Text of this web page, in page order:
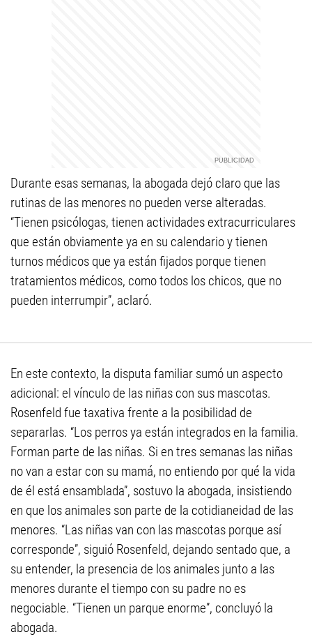
Durante esas semanas, la abogada dejó claro que las
rutinas de las menores no pueden verse alteradas.
“Tienen psicólogas, tienen actividades extracurriculares
que están obviamente ya en su calendario y tienen
turnos médicos que ya están fijados porque tienen
tratamientos médicos, como todos los chicos, que no
pueden interrumpir”, aclaró.
En este contexto, la disputa familiar sumó un aspecto
adicional: el vínculo de las niñas con sus mascotas.
Rosenfeld fue taxativa frente a la posibilidad de
separarlas. “Los perros ya están integrados en la familia.
Forman parte de las niñas. Si en tres semanas las niñas
no van a estar con su mamá, no entiendo por qué la vida
de él está ensamblada”, sostuvo la abogada, insistiendo
en que los animales son parte de la cotidianeidad de las
menores. “Las niñas van con las mascotas porque así
corresponde”, siguió Rosenfeld, dejando sentado que, a
su entender, la presencia de los animales junto a las
menores durante el tiempo con su padre no es
negociable. “Tienen un parque enorme”, concluyó la
abogada.